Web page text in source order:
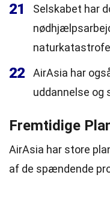
21
Selskabet har
22
AirAsia har
uddannelse og
Fremtidige
AirAsia har store
af de spændende